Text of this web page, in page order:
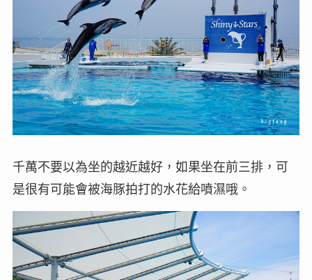
千萬不要以為坐的越近越好，如果坐在前三排，可
是很有可能會被海豚拍打的水花給噴濕哦。